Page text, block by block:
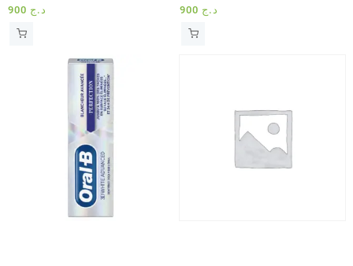
د.ج د.ج